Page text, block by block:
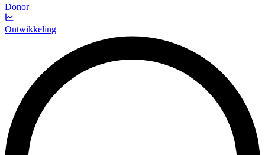
Donor
Ontwikkeling